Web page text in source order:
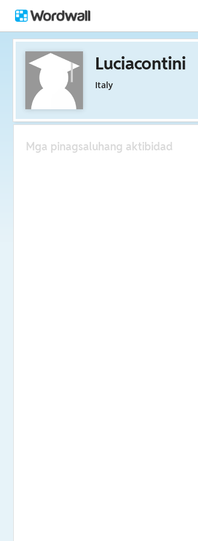
Luciacontini
Italy
Mga pinagsaluhang aktibidad